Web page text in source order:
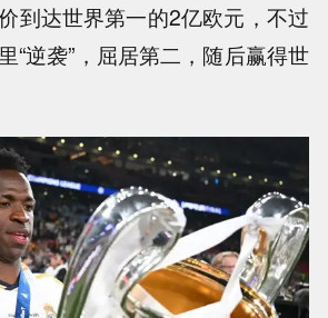
到达世界第一的2亿欧元，不过
“逆袭”，屈居第二，随后赢得世